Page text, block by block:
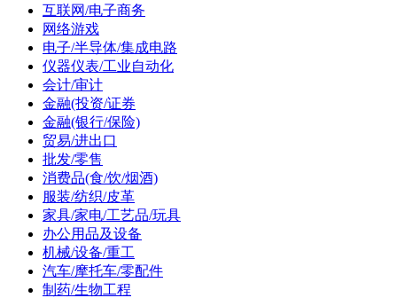
互联网/电子商务
网络游戏
电子/半导体/集成电路
仪器仪表/工业自动化
会计/审计
金融(投资/证券
金融(银行/保险)
贸易/进出口
批发/零售
消费品(食/饮/烟酒)
服装/纺织/皮革
家具/家电/工艺品/玩具
办公用品及设备
机械/设备/重工
汽车/摩托车/零配件
制药/生物工程